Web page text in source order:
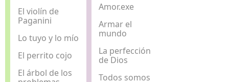
El violín de
Paganini
Lo tuyo y lo mío
El perrito cojo
El árbol de los
Amor.exe
Armar el
mundo
La perfección
de Dios
Todos somos